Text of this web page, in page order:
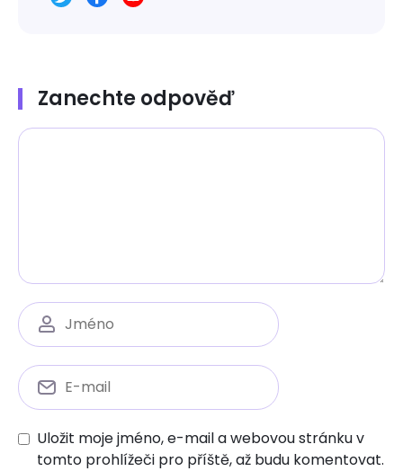
Zanechte odpověď
Uložit moje jméno, e-mail a webovou stránku v
tomto prohlížeči pro příště, až budu komentovat.